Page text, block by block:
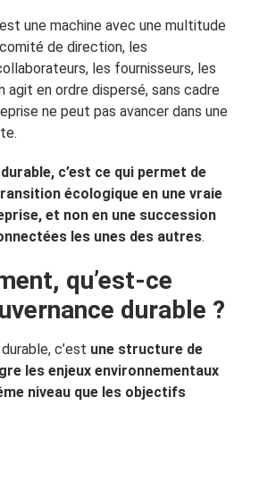
une machine avec une multitude
de direction, les
les fournisseurs, les
agit en ordre dispersé, sans cadre
ne peut pas avancer dans une
c’est ce qui permet de
écologique en une vraie
et non en une succession
les unes des autres.
qu’est-ce
durable ?
c’est une structure de
les enjeux environnementaux
niveau que les objectifs